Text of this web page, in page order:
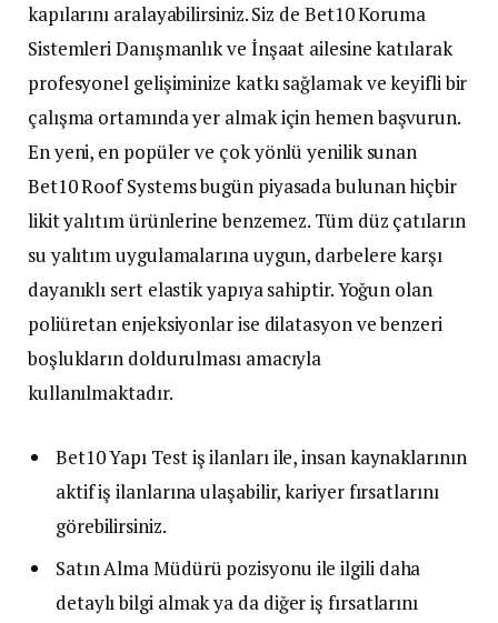
kapılarını aralayabilirsiniz. Siz de Bet10 Koruma
Sistemleri Danışmanlık ve İnşaat ailesine katılarak
profesyonel gelişiminize katkı sağlamak ve keyifli bir
çalışma ortamında yer almak için hemen başvurun.
En yeni, en popüler ve çok yönlü yenilik sunan
Bet10 Roof Systems bugün piyasada bulunan hiçbir
likit yalıtım ürünlerine benzemez. Tüm düz çatıların
su yalıtım uygulamalarına uygun, darbelere karşı
dayanıklı sert elastik yapıya sahiptir. Yoğun olan
poliüretan enjeksiyonlar ise dilatasyon ve benzeri
boşlukların doldurulması amacıyla
kullanılmaktadır.
Bet10 Yapı Test iş ilanları ile, insan kaynaklarının
aktif iş ilanlarına ulaşabilir, kariyer fırsatlarını
görebilirsiniz.
Satın Alma Müdürü pozisyonu ile ilgili daha
detaylı bilgi almak ya da diğer iş fırsatlarını